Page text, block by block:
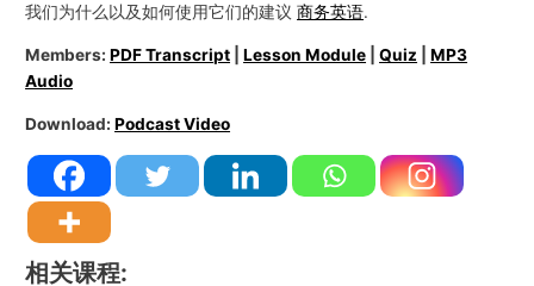
我们为什么以及如何使用它们的建议商务英语.
Members:PDF Transcript |Lesson Module |Quiz |MP3
Audio
Download:Podcast Video
相关课程: